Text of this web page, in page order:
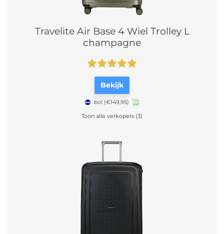
Travelite Air Base 4 Wiel Trolley L
champagne
Bekijk
bol (€149,95)
Toon alle verkopers (3)